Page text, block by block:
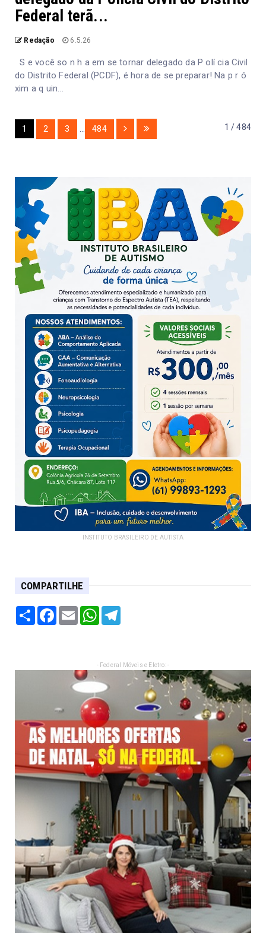
Federal terã...
Redação 6.5.26
S e você so n h a em se tornar delegado da P olí cia Civil
do Distrito Federal (PCDF), é hora de se preparar! Na p r ó
xim a q uin...
1 / 484
1 2 3 484
INSTITUTO BRASILEIRO DE AUTISTA
COMPARTILHE
Share Facebook
Email WhatsApp
- Federal Móveis e Eletro: -